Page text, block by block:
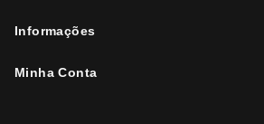
Informações
Minha Conta